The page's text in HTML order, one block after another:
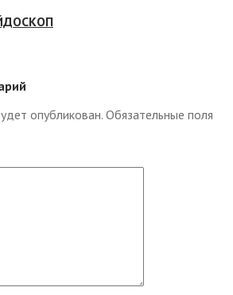
опубликован. Обязательные поля